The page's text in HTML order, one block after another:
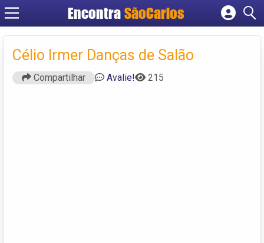
EncontraSãoCarlos
Cadastrar empresa
Criar conta
Célio Irmer Danças de Salão
Compartilhar Avalie! 215